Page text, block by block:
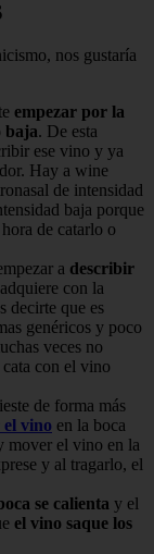
nos gustaría
empezar por la
baja. De esta
ese vino y ya
Hay a wine
de intensidad
baja porque
de catarlo o
a describir
con la
decirte que es
genéricos y poco
veces no
con el vino
de forma más
vino en la boca
mover el vino en la
y al tragarlo, el
se calienta y el
el vino saque los